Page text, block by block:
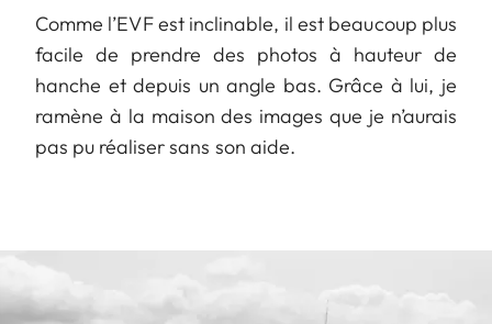
Comme l’EVF est inclinable, il est beaucoup plus
facile de prendre des photos à hauteur de
hanche et depuis un angle bas. Grâce à lui, je
ramène à la maison des images que je n’aurais
pas pu réaliser sans son aide.